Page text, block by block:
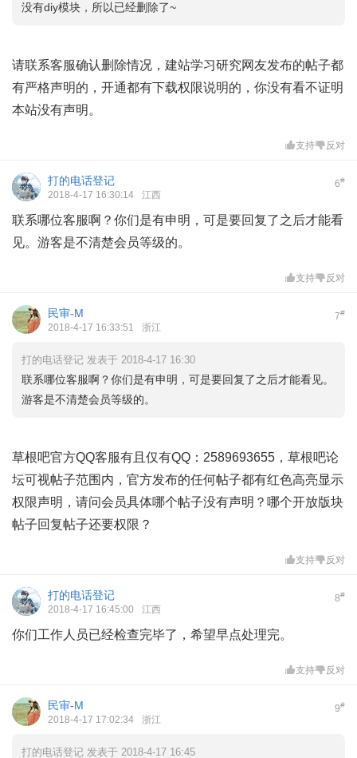
没有diy模块，所以已经删除了~
请联系客服确认删除情况，建站学习研究网友发布的帖子都
有严格声明的，开通都有下载权限说明的，你没有看不证明
本站没有声明。
支持 反对
6#
打的电话登记
2018-4-17 16:30:14 江西
联系哪位客服啊？你们是有申明，可是要回复了之后才能看
见。游客是不清楚会员等级的。
支持 反对
7#
民审-M
2018-4-17 16:33:51 浙江
打的电话登记 发表于 2018-4-17 16:30
联系哪位客服啊？你们是有申明，可是要回复了之后才能看见。
游客是不清楚会员等级的。
草根吧官方QQ客服有且仅有QQ：2589693655，草根吧论
坛可视帖子范围内，官方发布的任何帖子都有红色高亮显示
权限声明，请问会员具体哪个帖子没有声明？哪个开放版块
帖子回复帖子还要权限？
支持 反对
8#
打的电话登记
2018-4-17 16:45:00 江西
你们工作人员已经检查完毕了，希望早点处理完。
支持 反对
9#
民审-M
2018-4-17 17:02:34 浙江
打的电话登记 发表于 2018-4-17 16:45